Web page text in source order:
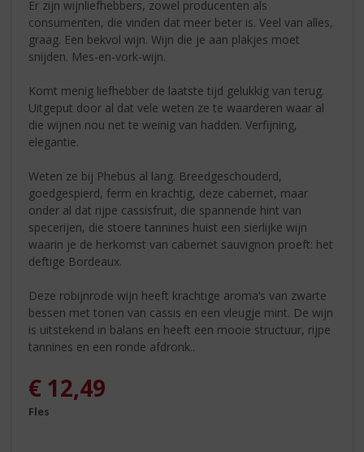
Er zijn wijnliefhebbers, zowel producenten als
consumenten, die vinden dat meer beter is. Veel van alles,
graag. Een bekvol wijn. Wijn die je aan plakjes moet
snijden. Mes-en-vork-wijn.
Komt menig liefhebber de laatste tijd gelukkig van terug.
Uitgeput door al dat vele weten ze te waarderen waar al
die wijnen nou net te weinig van hadden. Verfijning,
elegantie.
Weten ze bij Phebus al lang. Breedgeschouderd,
goedgespierd, ferm en krachtig, deze cabernet, maar
onder al dat rijpe cassisfruit, die spannende hint van
specerijen, die stoere tannines huist een sierlijke wijn
waarin je de herkomst van cabernet sauvignon proeft: het
deftige Bordeaux.
Deze robijnrode wijn heeft krachtige aroma’s van zwarte
bessen met tonen van cassis en een vleugje mint. De wijn
is uitstekend in balans en heeft een mooie structuur, rijpe
tannines en een ronde afdronk..
€ 12,49
Fles